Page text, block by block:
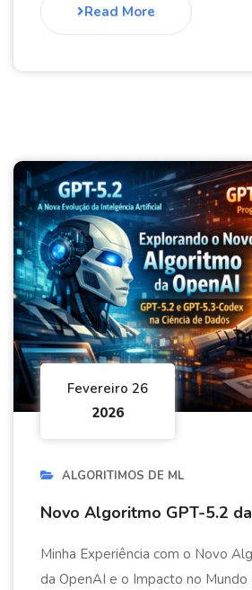
Read More
Fevereiro 26
2026
ALGORITIMOS DE ML
Novo Algoritmo GPT-5.2
Minha Experiência com o Novo
da OpenAI e o Impacto no Mundo